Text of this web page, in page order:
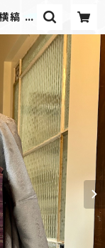
縞 グ
te